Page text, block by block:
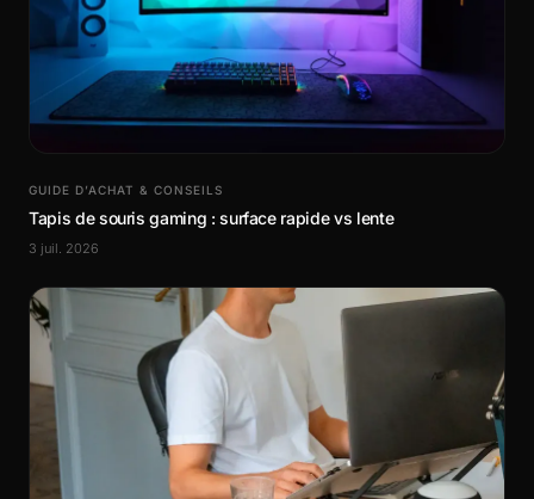
GUIDE D’ACHAT & CONSEILS
Tapis de souris gaming : surface rapide vs lente
3 juil. 2026